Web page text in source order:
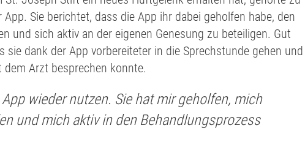
App. Sie berichtet, dass die App ihr dabei geholfen habe, den
und sich aktiv an der eigenen Genesung zu beteiligen. Gut
sie dank der App vorbereiteter in die Sprechstunde gehen und
dem Arzt besprechen konnte.
wieder nutzen. Sie hat mir geholfen, mich
und mich aktiv in den Behandlungsprozess